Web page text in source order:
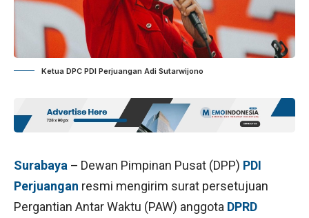
Ketua DPC PDI Perjuangan Adi Sutarwijono
Surabaya – Dewan Pimpinan Pusat (DPP) PDI
Perjuangan resmi mengirim surat persetujuan
Pergantian Antar Waktu (PAW) anggota DPRD